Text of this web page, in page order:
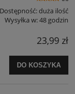
Dostępność:duża ilość
Wysyłka w:48 godzin
23,99 zł
DO KOSZYKA